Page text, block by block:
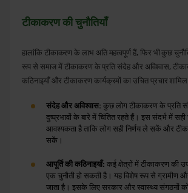
टीकाकरणकीचुनौतियाँ
हालांकि टीकाकरण के लाभ अति महत्वपूर्ण हैं, फिर भी कुछ
रूप से समाज में टीकाकरण के प्रति संदेह और अविश्वास,
कठिनाइयाँ और टीकाकरण कार्यक्रमों का उचित प्रचार
संदेहऔरअविश्वास: कुछ लोग टीकाकरण के प्रति
दुष्प्रभावों के बारे में चिंतित रहते हैं। इस संदर्भ में सही
आवश्यकता है ताकि लोग सही निर्णय ले सकें और
सकें।
आपूर्तिकीकठिनाइयाँ: कई क्षेत्रों में टीकाकरण की
एक चुनौती हो सकती है। यह विशेष रूप से ग्रामीण
जाता है। इसके लिए सरकार और स्वास्थ्य संगठनों